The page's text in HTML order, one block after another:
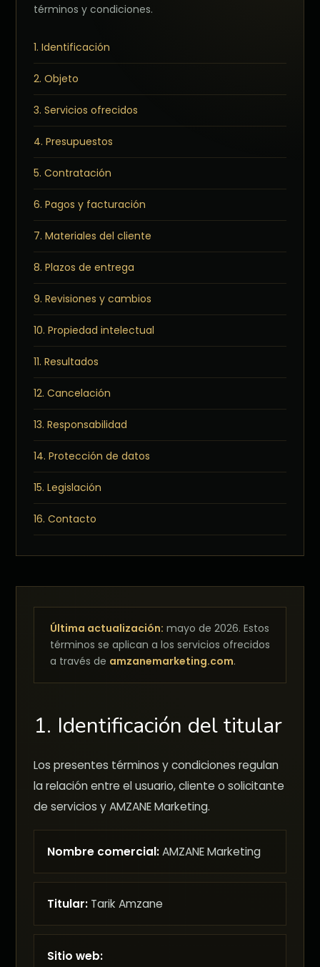
términos y condiciones.
1. Identificación
2. Objeto
3. Servicios ofrecidos
4. Presupuestos
5. Contratación
6. Pagos y facturación
7. Materiales del cliente
8. Plazos de entrega
9. Revisiones y cambios
10. Propiedad intelectual
11. Resultados
12. Cancelación
13. Responsabilidad
14. Protección de datos
15. Legislación
16. Contacto
Última actualización: mayo de 2026. Estos
términos se aplican a los servicios ofrecidos
a través de amzanemarketing.com.
1. Identificación del titular
Los presentes términos y condiciones regulan
la relación entre el usuario, cliente o solicitante
de servicios y AMZANE Marketing.
Nombre comercial:AMZANE Marketing
Titular: Tarik Amzane
Sitio web: